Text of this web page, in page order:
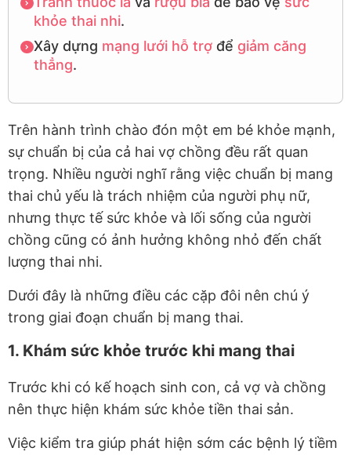
khỏe thai nhi.
Xây dựng mạng lưới hỗ trợđể giảm căng
thẳng.
Trên hành trình chào đón một em bé khỏe mạnh,
sự chuẩn bị của cả hai vợ chồng đều rất quan
trọng. Nhiều người nghĩ rằng việc chuẩn bị mang
thai chủ yếu là trách nhiệm của người phụ nữ,
nhưng thực tế sức khỏe và lối sống của người
chồng cũng có ảnh hưởng không nhỏ đến chất
lượng thai nhi.
Dưới đây là những điều các cặp đôi nên chú ý
trong giai đoạn chuẩn bị mang thai.
1. Khám sức khỏe trước khi mang thai
Trước khi có kế hoạch sinh con, cả vợ và chồng
nên thực hiện khám sức khỏe tiền thai sản.
Việc kiểm tra giúp phát hiện sớm các bệnh lý tiềm